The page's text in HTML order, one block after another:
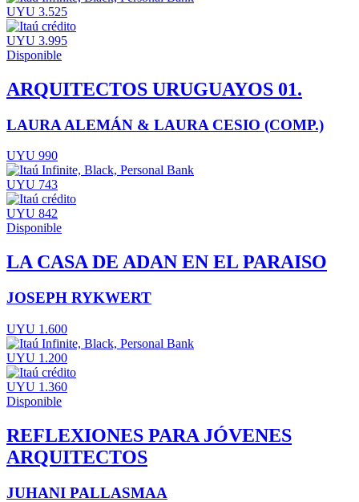
UYU 3.525
UYU 3.995
Disponible
ARQUITECTOS URUGUAYOS 01.
LAURA ALEMÁN & LAURA CESIO (COMP.)
UYU 990
UYU 743
UYU 842
Disponible
LA CASA DE ADAN EN EL PARAISO
JOSEPH RYKWERT
UYU 1.600
UYU 1.200
UYU 1.360
Disponible
REFLEXIONES PARA JÓVENES
ARQUITECTOS
JUHANI PALLASMAA